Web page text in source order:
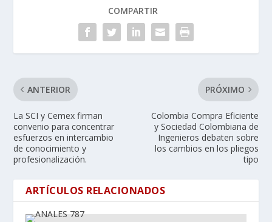
COMPARTIR
ANTERIOR
La SCI y Cemex firman
convenio para concentrar
esfuerzos en intercambio
de conocimiento y
profesionalización.
PRÓXIMO
Colombia Compra Eficiente
y Sociedad Colombiana de
Ingenieros debaten sobre
los cambios en los pliegos
tipo
ARTÍCULOS RELACIONADOS